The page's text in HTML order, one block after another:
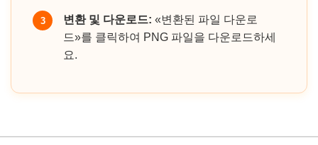
3 변환 및 다운로드: «변환된 파일 다운로
드»를 클릭하여 PNG 파일을 다운로드하세
요.